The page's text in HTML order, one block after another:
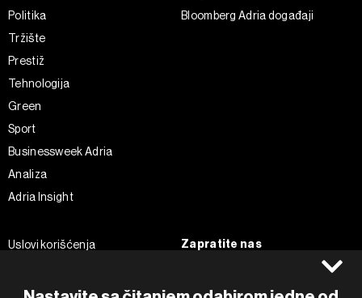
Politika
Tržište
Prestiž
Tehnologija
Green
Sport
Businessweek Adria
Analiza
Adria Insight
Bloomberg Adria događaji
Uslovi korišćenja
Impressum
Zapratite nas
Instagram